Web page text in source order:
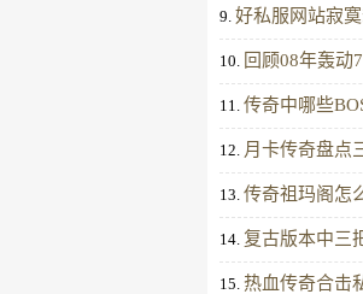
9. 好私服网站寂
10. 回顾08年轰动
11. 传奇中哪些
12. 月卡传奇盘点
13. 传奇祖玛阁怎
14. 复古版本中三
15. 热血传奇合击